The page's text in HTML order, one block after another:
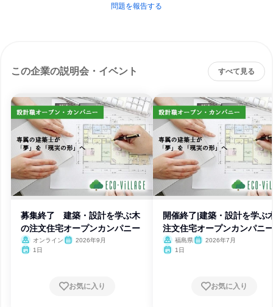
問題を報告する
この企業の説明会・イベント すべて見る
募集終了 建築・設計を学ぶ木
の注文住宅オープンカンパニー
オンライン
2026年9月
1日
お気に入り
開催終了|建築・設計を学ぶ
注文住宅オープンカンパニー
福島県
2026年7月
1日
お気に入り